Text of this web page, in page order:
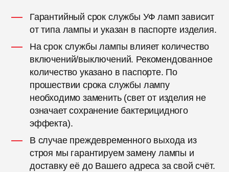
Гарантийный срок службы УФ ламп зависит
от типа лампы и указан в паспорте изделия.
На срок службы лампы влияет количество
включений/выключений. Рекомендованное
количество указано в паспорте. По
прошествии срока службы лампу
необходимо заменить (свет от изделия не
означает сохранение бактерицидного
эффекта).
В случае преждевременного выхода из
строя мы гарантируем замену лампы и
доставку её до Вашего адреса за свой счёт.